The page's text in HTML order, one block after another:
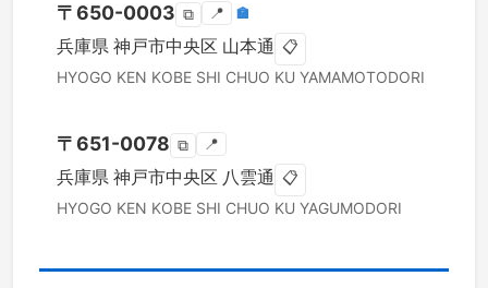
〒650-0003 ⧉ 📍 🏣
兵庫県 神戸市中央区 山本通 📋
HYOGO KEN KOBE SHI CHUO KU YAMAMOTODORI
〒651-0078 ⧉ 📍
兵庫県 神戸市中央区 八雲通 📋
HYOGO KEN KOBE SHI CHUO KU YAGUMODORI